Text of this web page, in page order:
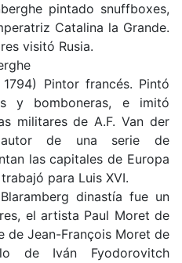
pintado snuffboxes,
Catalina la Grande.
visitó Rusia.
1794) Pintor francés. Pintó
y bomboneras, e imitó
militares de A.F. Van der
autor de una serie de
las capitales de Europa
para Luis XVI.
dinastía fue un
el artista Paul Moret de
de Jean-François Moret de
de Iván Fyodorovitch